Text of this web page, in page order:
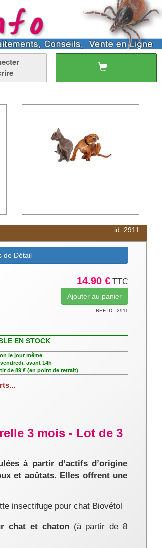
id: 2911
de Détail
14.90 € TTC
REF ID : 2911
EN STOCK
le jour même
avant 14h
de 89 € (en point de retrait)
3 mois - Lot de 3
à partir d’actifs d’origine
et aoûtats. Elles offrent une
chat et chaton(à partir de 8